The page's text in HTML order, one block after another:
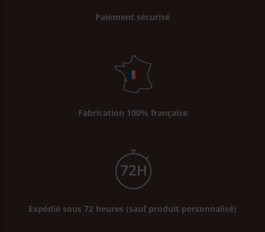
Paiement sécurisé
Fabrication 100% française
Expédié sous 72 heures (sauf produit personnalisé)